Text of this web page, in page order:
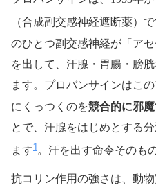
（合成副交感神経遮断薬）
のひとつ副交感神経が「ア
を出して、汗腺・胃腸・膀
ます。プロバンサインはこ
にくっつくのを競合的に邪
とで、汗腺をはじめとする
ます1。汗を出す命令そのも
抗コリン作用の強さは、動